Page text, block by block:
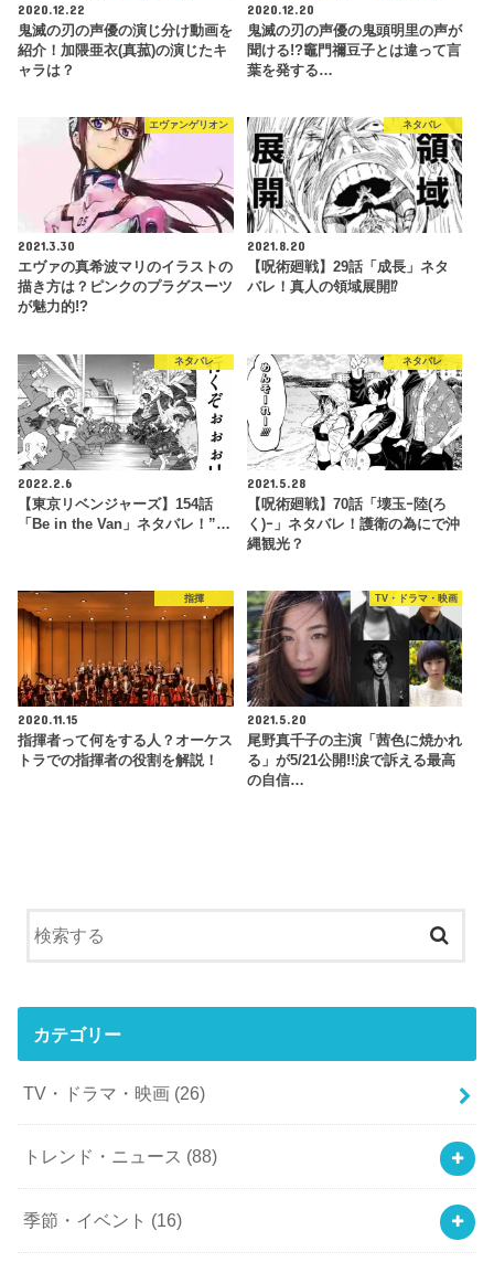
2020.12.22
鬼滅の刃の声優の演じ分け動画を
紹介！加隈亜衣(真菰)の演じたキ
ャラは？
2020.12.20
鬼滅の刃の声優の鬼頭明里の声が
聞ける!?竈門禰豆子とは違って言
葉を発する…
エヴァンゲリオン
2021.3.30
エヴァの真希波マリのイラストの
描き方は？ピンクのプラグスーツ
が魅力的!?
ネタバレ
2021.8.20
【呪術廻戦】29話「成長」ネタ
バレ！真人の領域展開⁉
ネタバレ
2022.2.6
【東京リベンジャーズ】154話
「Be in the Van」ネタバレ！”…
ネタバレ
2021.5.28
【呪術廻戦】70話「壊玉ｰ陸(ろ
く)ｰ」ネタバレ！護衛の為にで沖
縄観光？
指揮
2020.11.15
指揮者って何をする人？オーケス
トラでの指揮者の役割を解説！
TV・ドラマ・映画
2021.5.20
尾野真千子の主演「茜色に焼かれ
る」が5/21公開!!涙で訴える最高
の自信…
カテゴリー
TV・ドラマ・映画 (26)
トレンド・ニュース (88)
季節・イベント (16)